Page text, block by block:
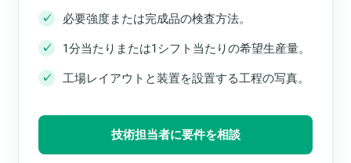
必要強度または完成品の検査方法。
1分当たりまたは1シフト当たりの希望生産量。
工場レイアウトと装置を設置する工程の写真。
技術担当者に要件を相談